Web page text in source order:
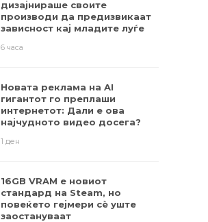
дизајнираше своите
производи да предизвикаат
зависност кај младите луѓе
6 часа
Новата реклама на AI
гигантот го преплаши
интернетот: Дали е ова
најчудното видео досега?
1 ден
16GB VRAM е новиот
стандард на Steam, но
повеќето гејмери ​​сè уште
заостануваат